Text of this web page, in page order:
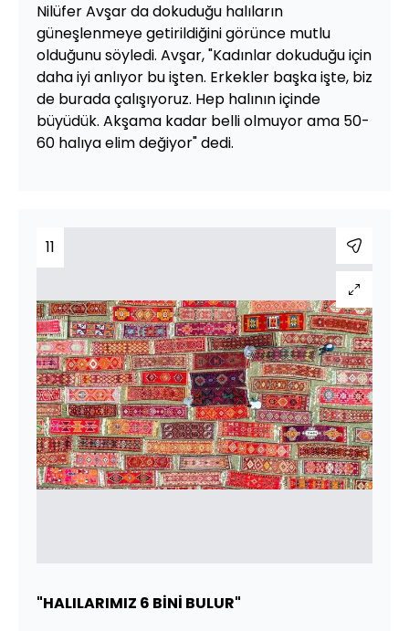
Nilüfer Avşar da dokuduğu halıların
güneşlenmeye getirildiğini görünce mutlu
olduğunu söyledi. Avşar, "Kadınlar dokuduğu için
daha iyi anlıyor bu işten. Erkekler başka işte, biz
de burada çalışıyoruz. Hep halının içinde
büyüdük. Akşama kadar belli olmuyor ama 50-
60 halıya elim değiyor" dedi.
11
"HALILARIMIZ 6 BİNİ BULUR"